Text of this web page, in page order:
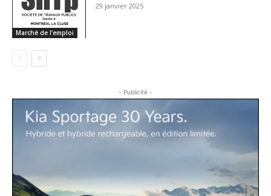
Marché de l’emploi
29 janvier 2025
- Publicité -